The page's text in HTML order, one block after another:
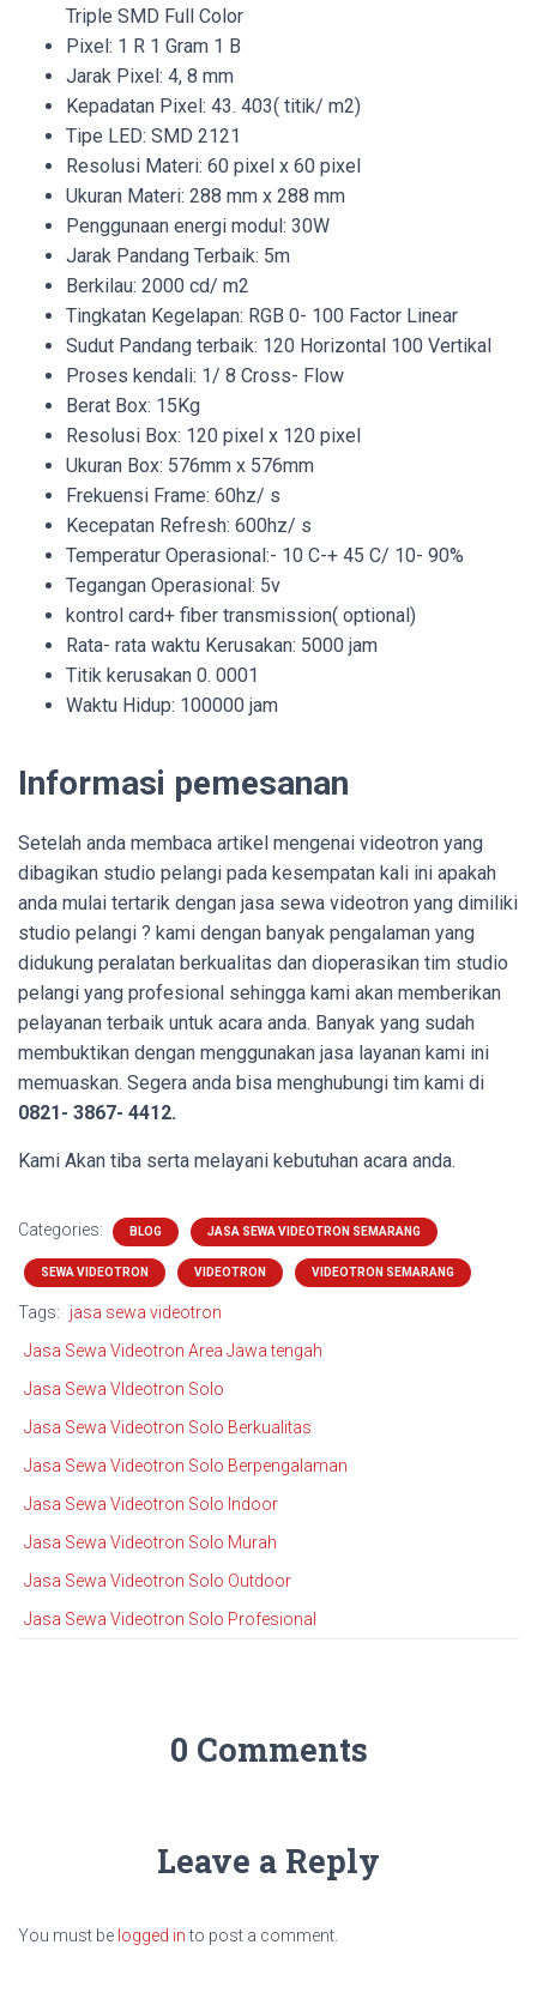
Triple SMD Full Color
Pixel: 1 R 1 Gram 1 B
Jarak Pixel: 4, 8 mm
Kepadatan Pixel: 43. 403( titik/ m2)
Tipe LED: SMD 2121
Resolusi Materi: 60 pixel x 60 pixel
Ukuran Materi: 288 mm x 288 mm
Penggunaan energi modul: 30W
Jarak Pandang Terbaik: 5m
Berkilau: 2000 cd/ m2
Tingkatan Kegelapan: RGB 0- 100 Factor Linear
Sudut Pandang terbaik: 120 Horizontal 100 Vertikal
Proses kendali: 1/ 8 Cross- Flow
Berat Box: 15Kg
Resolusi Box: 120 pixel x 120 pixel
Ukuran Box: 576mm x 576mm
Frekuensi Frame: 60hz/ s
Kecepatan Refresh: 600hz/ s
Temperatur Operasional:- 10 C-+ 45 C/ 10- 90%
Tegangan Operasional: 5v
kontrol card+ fiber transmission( optional)
Rata- rata waktu Kerusakan: 5000 jam
Titik kerusakan 0. 0001
Waktu Hidup: 100000 jam
Informasi pemesanan
Setelah anda membaca artikel mengenai videotron yang
dibagikan studio pelangi pada kesempatan kali ini apakah
anda mulai tertarik dengan jasa sewa videotron yang dimiliki
studio pelangi ? kami dengan banyak pengalaman yang
didukung peralatan berkualitas dan dioperasikan tim studio
pelangi yang profesional sehingga kami akan memberikan
pelayanan terbaik untuk acara anda. Banyak yang sudah
membuktikan dengan menggunakan jasa layanan kami ini
memuaskan. Segera anda bisa menghubungi tim kami di
0821- 3867- 4412.
Kami Akan tiba serta melayani kebutuhan acara anda.
Categories: BLOG JASA SEWA VIDEOTRON SEMARANG
SEWA VIDEOTRON VIDEOTRON VIDEOTRON SEMARANG
Tags:
jasa sewa videotron
Jasa Sewa Videotron Area Jawa tengah
Jasa Sewa VIdeotron Solo
Jasa Sewa Videotron Solo Berkualitas
Jasa Sewa Videotron Solo Berpengalaman
Jasa Sewa Videotron Solo Indoor
Jasa Sewa Videotron Solo Murah
Jasa Sewa Videotron Solo Outdoor
Jasa Sewa Videotron Solo Profesional
0 Comments
Leave a Reply
You must be logged into post a comment.